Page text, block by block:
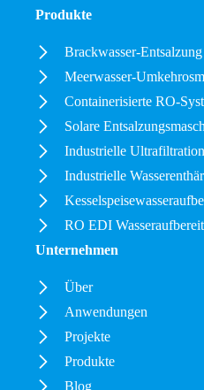
Produkte
Brackwasser-Entsalzung
Meerwasser-
Containerisierte RO-
Solare
Industrielle
Industrielle
RO EDI
Unternehmen
Über
Anwendungen
Projekte
Produkte
Blog